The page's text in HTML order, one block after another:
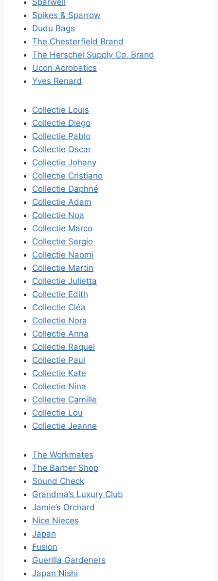
Sparwell
Spikes & Sparrow
Dudu Bags
The Chesterfield Brand
The Herschel Supply Co. Brand
Ucon Acrobatics
Yves Renard
Collectie Louis
Collectie Diego
Collectie Pablo
Collectie Oscar
Collectie Johany
Collectie Cristiano
Collectie Daphné
Collectie Adam
Collectie Noa
Collectie Marco
Collectie Sergio
Collectie Naomi
Collectie Martin
Collectie Julietta
Collectie Edith
Collectie Cléa
Collectie Nora
Collectie Anna
Collectie Raquel
Collectie Paul
Collectie Kate
Collectie Nina
Collectie Camille
Collectie Lou
Collectie Jeanne
The Workmates
The Barber Shop
Sound Check
Grandma’s Luxury Club
Jamie’s Orchard
Nice Nieces
Japan
Fusion
Guerilla Gardeners
Japan Nishi